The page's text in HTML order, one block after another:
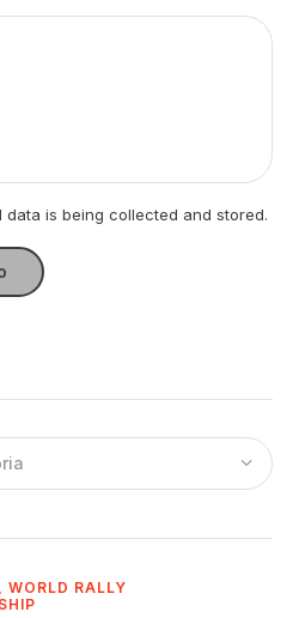
data is being collected and stored.
WORLD RALLY